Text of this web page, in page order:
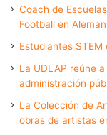
Coach de
Football en
Estudiantes
La UDLAP reúne
administración
La Colección de
obras de artistas